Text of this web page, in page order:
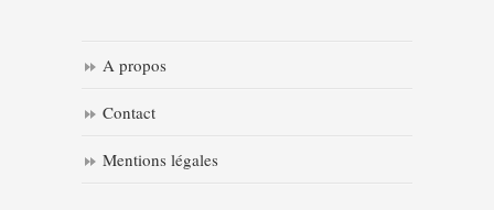
A propos
Contact
Mentions légales